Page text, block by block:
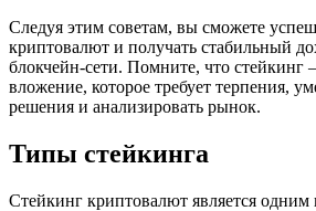
Следуя этим советам, вы сможете
криптовалют и получать стабильный
блокчейн-сети. Помните, что стейкинг
вложение, которое требует терпения,
решения и анализировать рынок.
Типы стейкинга
Стейкинг криптовалют является одним